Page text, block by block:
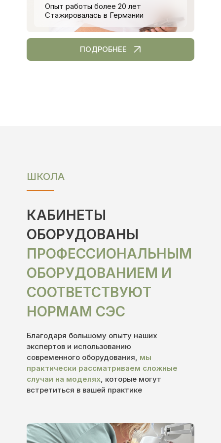
7 ТЕМА
УСИЛЕННАЯ ЛИНЕЙКА LIGHT
6 ТЕМА
СТАНДАРТНАЯ ЛИНЕЙКА
LIGHT SYSTEM
РАНЕВОЙ ПРОЦЕСС И LIGHT SYSTEM.
ТОМПОНАДА ТРЕХ ВИДОВ
3 ТЕМА
7 ТЕМА
6 ТЕМА
3 ТЕМА
Опыт работы более 20 лет
Стажировалась в Германии
ПОДРОБНЕЕ
ШКОЛА
Благодаря большому опыту наших
экспертов и использованию
современного оборудования, мы
практически рассматриваем сложные
случаи на моделях, которые могут
встретиться в вашей практике
КАБИНЕТЫ
ОБОРУДОВАНЫ
ПРОФЕССИОНАЛЬНЫМ
ОБОРУДОВАНИЕМ И
СООТВЕТСТВУЮТ
НОРМАМ СЭС